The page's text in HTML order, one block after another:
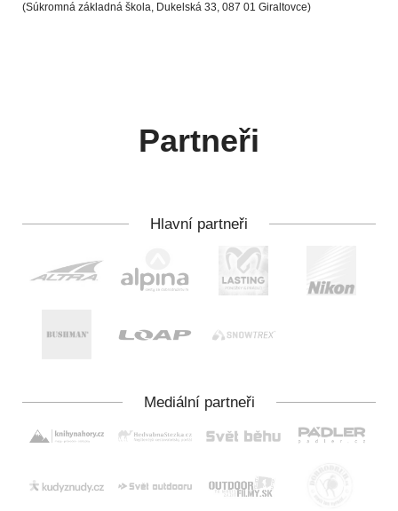
(Súkromná základná škola, Dukelská 33, 087 01 Giraltovce)
Partneři